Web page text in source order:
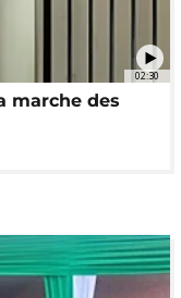
02:30
marche des